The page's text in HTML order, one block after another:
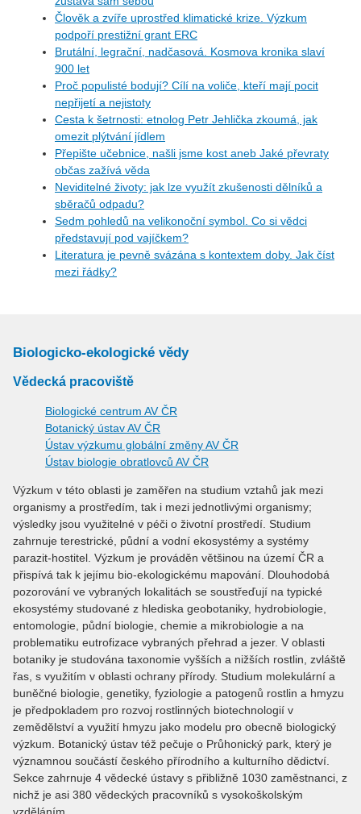
Člověk a zvíře uprostřed klimatické krize. Výzkum
podpoří prestižní grant ERC
Brutální, legrační, nadčasová. Kosmova kronika slaví
900 let
Proč populisté bodují? Cílí na voliče, kteří mají pocit
nepřijetí a nejistoty
Cesta k šetrnosti: etnolog Petr Jehlička zkoumá, jak
omezit plýtvání jídlem
Přepište učebnice, našli jsme kost aneb Jaké převraty
občas zažívá věda
Neviditelné životy: jak lze využít zkušenosti dělníků a
sběračů odpadu?
Sedm pohledů na velikonoční symbol. Co si vědci
představují pod vajíčkem?
Literatura je pevně svázána s kontextem doby. Jak číst
mezi řádky?
Biologicko-ekologické vědy
Vědecká pracoviště
Biologické centrum AV ČR
Botanický ústav AV ČR
Ústav výzkumu globální změny AV ČR
Ústav biologie obratlovců AV ČR
Výzkum v této oblasti je zaměřen na studium vztahů jak mezi
organismy a prostředím, tak i mezi jednotlivými organismy;
výsledky jsou využitelné v péči o životní prostředí. Studium
zahrnuje terestrické, půdní a vodní ekosystémy a systémy
parazit-hostitel. Výzkum je prováděn většinou na území ČR a
přispívá tak k jejímu bio-ekologickému mapování. Dlouhodobá
pozorování ve vybraných lokalitách se soustřeďují na typické
ekosystémy studované z hlediska geobotaniky, hydrobiologie,
entomologie, půdní biologie, chemie a mikrobiologie a na
problematiku eutrofizace vybraných přehrad a jezer. V oblasti
botaniky je studována taxonomie vyšších a nižších rostlin, zvláště
řas, s využitím v oblasti ochrany přírody. Studium molekulární a
buněčné biologie, genetiky, fyziologie a patogenů rostlin a hmyzu
je předpokladem pro rozvoj rostlinných biotechnologií v
zemědělství a využití hmyzu jako modelu pro obecně biologický
výzkum. Botanický ústav též pečuje o Průhonický park, který je
významnou součástí českého přírodního a kulturního dědictví.
Sekce zahrnuje 4 vědecké ústavy s přibližně 1030 zaměstnanci, z
nichž je asi 380 vědeckých pracovníků s vysokoškolským
vzděláním.